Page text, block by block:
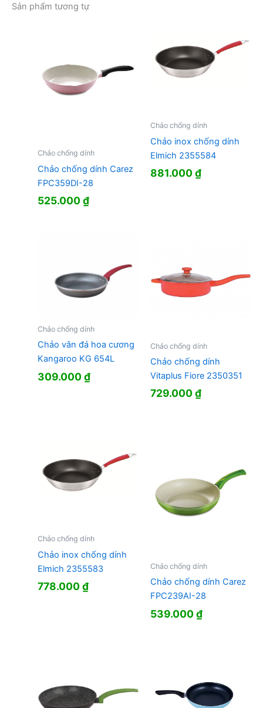
Sản phẩm tương tự
Chảo chống dính
Chảo chống dính Carez
FPC359DI-28
525.000₫
Chảo chống dính
Chảo inox chống dính
Elmich 2355584
881.000₫
Chảo chống dính
Chảo vân đá hoa cương
Kangaroo KG 654L
309.000₫
Chảo chống dính
Chảo chống dính
Vitaplus Fiore 2350351
729.000₫
Chảo chống dính
Chảo inox chống dính
Elmich 2355583
778.000₫
Chảo chống dính
Chảo chống dính Carez
FPC239AI-28
539.000₫